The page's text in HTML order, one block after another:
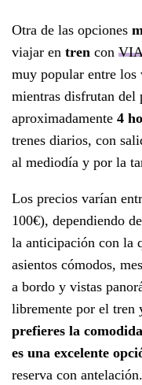
Otra de las opciones
viajar en tren con
muy popular entre los
mientras disfrutan del
aproximadamente 4
trenes diarios, con
al mediodía y por la
Los precios varían
100€), dependiendo
la anticipación con la
asientos cómodos,
a bordo y vistas
libremente por el tren
prefieres la
es una excelente
reserva con antelación.